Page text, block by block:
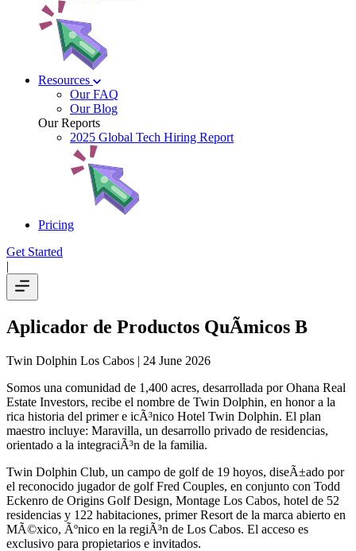
Resources
Our FAQ
Our Blog
Our Reports
2025 Global Tech Hiring Report
Pricing
Get Started
|
Aplicador de Productos QuÃ­micos B
Twin Dolphin Los Cabos | 24 June 2026
Somos una comunidad de 1,400 acres, desarrollada por Ohana Real
Estate Investors, recibe el nombre de Twin Dolphin, en honor a la
rica historia del primer e icÃ³nico Hotel Twin Dolphin. El plan
maestro incluye: Maravilla, un desarrollo privado de residencias,
orientado a la integraciÃ³n de la familia.
Twin Dolphin Club, un campo de golf de 19 hoyos, diseÃ±ado por
el reconocido jugador de golf Fred Couples, en conjunto con Todd
Eckenro de Origins Golf Design, Montage Los Cabos, hotel de 52
residencias y 122 habitaciones, primer Resort de la marca abierto en
MÃ©xico, Ãºnico en la regiÃ³n de Los Cabos. El acceso es
exclusivo para propietarios e invitados.